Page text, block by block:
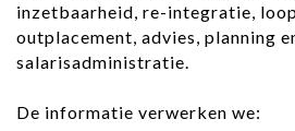
inzetbaarheid, re-integratie,
outplacement, advies, planning
salarisadministratie.
De informatie verwerken we: